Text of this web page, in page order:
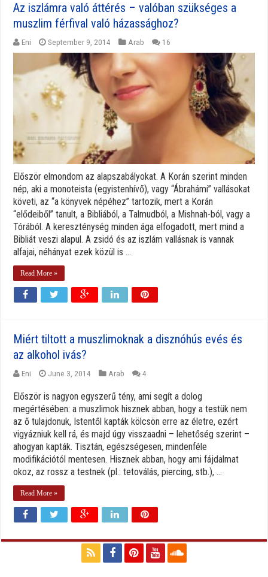
Az iszlámra való áttérés – valóban szükséges a
muszlim férfival való házassághoz?
Eni September 9, 2014 Arab 16
Először elmondom az alapszabályokat. A Korán szerint minden
nép, aki a monoteista (egyistenhívő), vagy “Ábrahámi” vallásokat
követi, az “a könyvek népéhez” tartozik, mert a Korán
“elődeiből” tanult, a Bibliából, a Talmudból, a Mishnah-ból, vagy a
Tórából. A kereszténység minden ága elfogadott, mert mind a
Bibliát veszi alapul. A zsidó és az iszlám vallásnak is vannak
alfajai, néhányat ezek közül is ...
Read More »
Miért tiltott a muszlimoknak a disznóhús evés és
az alkohol ivás?
Eni June 3, 2014 Arab 4
Először is nagyon egyszerű tény, ami segít a dolog
megértésében: a muszlimok hisznek abban, hogy a testük nem
az ő tulajdonuk, Istentől kapták kölcsön erre az életre, ezért
vigyázniuk kell rá, és majd úgy visszaadni – lehetőség szerint –
ahogyan kapták. Tisztán, egészségesen, mindenféle
modifikációtól mentesen. Hisznek abban, hogy ami fájdalmat
okoz, az rossz a testnek (pl.: tetoválás, piercing, stb.), ...
Read More »